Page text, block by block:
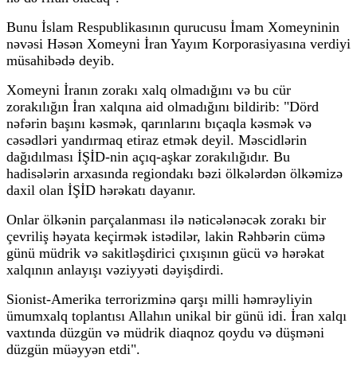
Bunu İslam Respublikasının qurucusu İmam Xomeyninin
nəvəsi Həsən Xomeyni İran Yayım Korporasiyasına verdiyi
müsahibədə deyib.
Xomeyni İranın zorakı xalq olmadığını və bu cür
zorakılığın İran xalqına aid olmadığını bildirib: "Dörd
nəfərin başını kəsmək, qarınlarını bıçaqla kəsmək və
cəsədləri yandırmaq etiraz etmək deyil. Məscidlərin
dağıdılması İŞİD-nin açıq-aşkar zorakılığıdır. Bu
hadisələrin arxasında regiondakı bəzi ölkələrdən ölkəmizə
daxil olan İŞİD hərəkatı dayanır.
Onlar ölkənin parçalanması ilə nəticələnəcək zorakı bir
çevriliş həyata keçirmək istədilər, lakin Rəhbərin cümə
günü müdrik və sakitləşdirici çıxışının gücü və hərəkat
xalqının anlayışı vəziyyəti dəyişdirdi.
Sionist-Amerika terrorizminə qarşı milli həmrəyliyin
ümumxalq toplantısı Allahın unikal bir günü idi. İran xalqı
vaxtında düzgün və müdrik diaqnoz qoydu və düşməni
düzgün müəyyən etdi".